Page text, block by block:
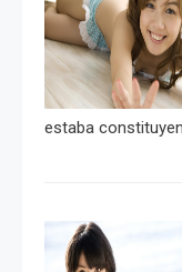
estaba